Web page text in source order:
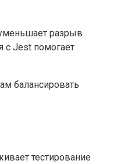
разрыв
с Jest помогает
балансировать
тестирование